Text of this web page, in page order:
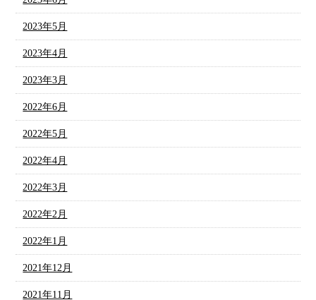
2023年5月
2023年4月
2023年3月
2022年6月
2022年5月
2022年4月
2022年3月
2022年2月
2022年1月
2021年12月
2021年11月